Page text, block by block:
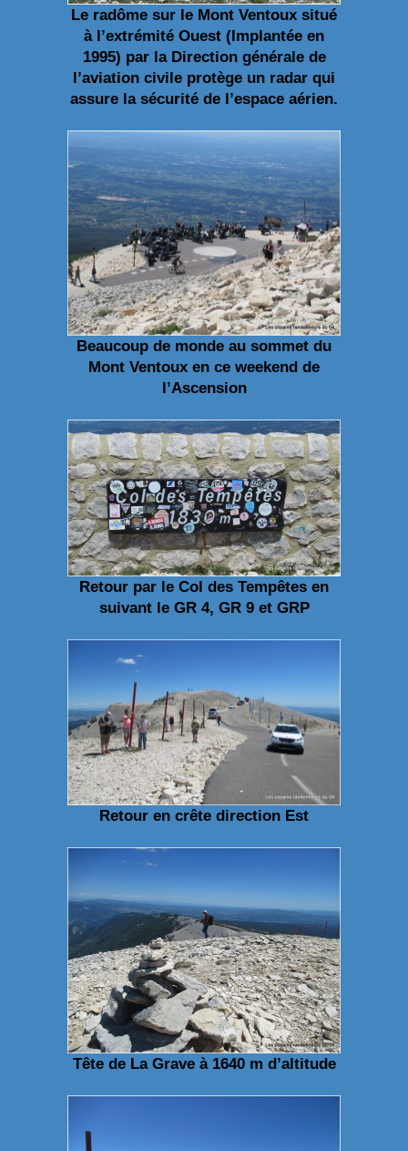
Le radôme sur le Mont Ventoux situé
à l’extrémité Ouest (Implantée en
1995) par la Direction générale de
l’aviation civile protège un radar qui
assure la sécurité de l’espace aérien.
Beaucoup de monde au sommet du
Mont Ventoux en ce weekend de
l’Ascension
Retour par le Col des Tempêtes en
suivant le GR 4, GR 9 et GRP
Retour en crête direction Est
Tête de La Grave à 1640 m d’altitude